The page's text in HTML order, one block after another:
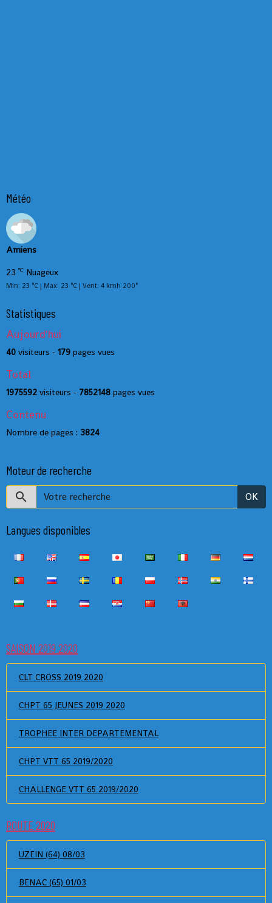
Météo
Amiens
23 °C Nuageux
Min: 23 °C | Max: 23 °C | Vent: 4 kmh 200°
Statistiques
Aujourd'hui
40 visiteurs - 179 pages vues
Total
1975592 visiteurs - 7852148 pages vues
Contenu
Nombre de pages : 3824
Moteur de recherche
OK
Langues disponibles
SAISON 2019 2020
CLT CROSS 2019 2020
CHPT 65 JEUNES 2019 2020
TROPHEE INTER DEPARTEMENTAL
CHPT VTT 65 2019/2020
CHALLENGE VTT 65 2019/2020
ROUTE 2020
UZEIN (64) 08/03
BENAC (65) 01/03